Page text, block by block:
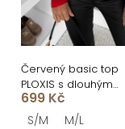
k
t
ů
o
d
u
k
Červený basic top
PLOXIS s dlouhým
rukávem a výstřihem
699 Kč
S/M M/L